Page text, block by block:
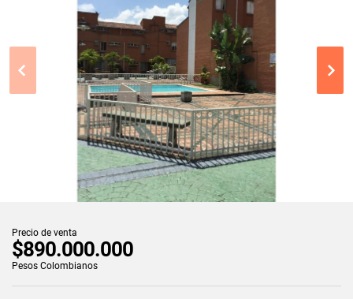
Precio de venta
$890.000.000
Pesos Colombianos